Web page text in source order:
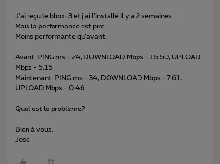
J'ai reçu le bbox-3 et j'ai l'installé il y a 2 semaines….
Mais la performance est pire.
Moins performante qu'avant.
Avant: PING ms - 24, DOWNLOAD Mbps - 15.50, UPLOAD
Mbps - 5.15
Maintenant: PING ms - 34, DOWNLOAD Mbps - 7.61,
UPLOAD Mbps - 0.46
Quel est le problème?
Bien à vous,
Jose